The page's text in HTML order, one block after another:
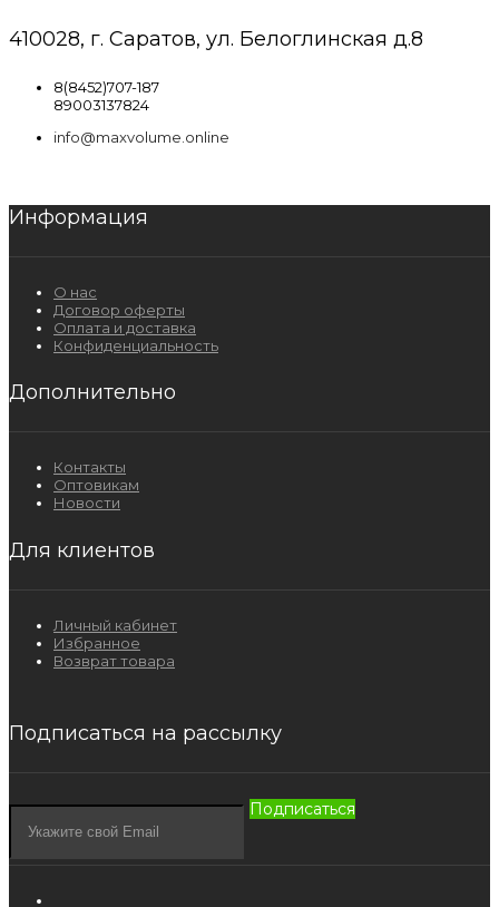
410028, г. Саратов, ул. Белоглинская д.8
8(8452)707-187
89003137824
info@maxvolume.online
Информация
О нас
Договор оферты
Оплата и доставка
Конфиденциальность
Дополнительно
Контакты
Оптовикам
Новости
Для клиентов
Личный кабинет
Избранное
Возврат товара
Подписаться на рассылку
Подписаться